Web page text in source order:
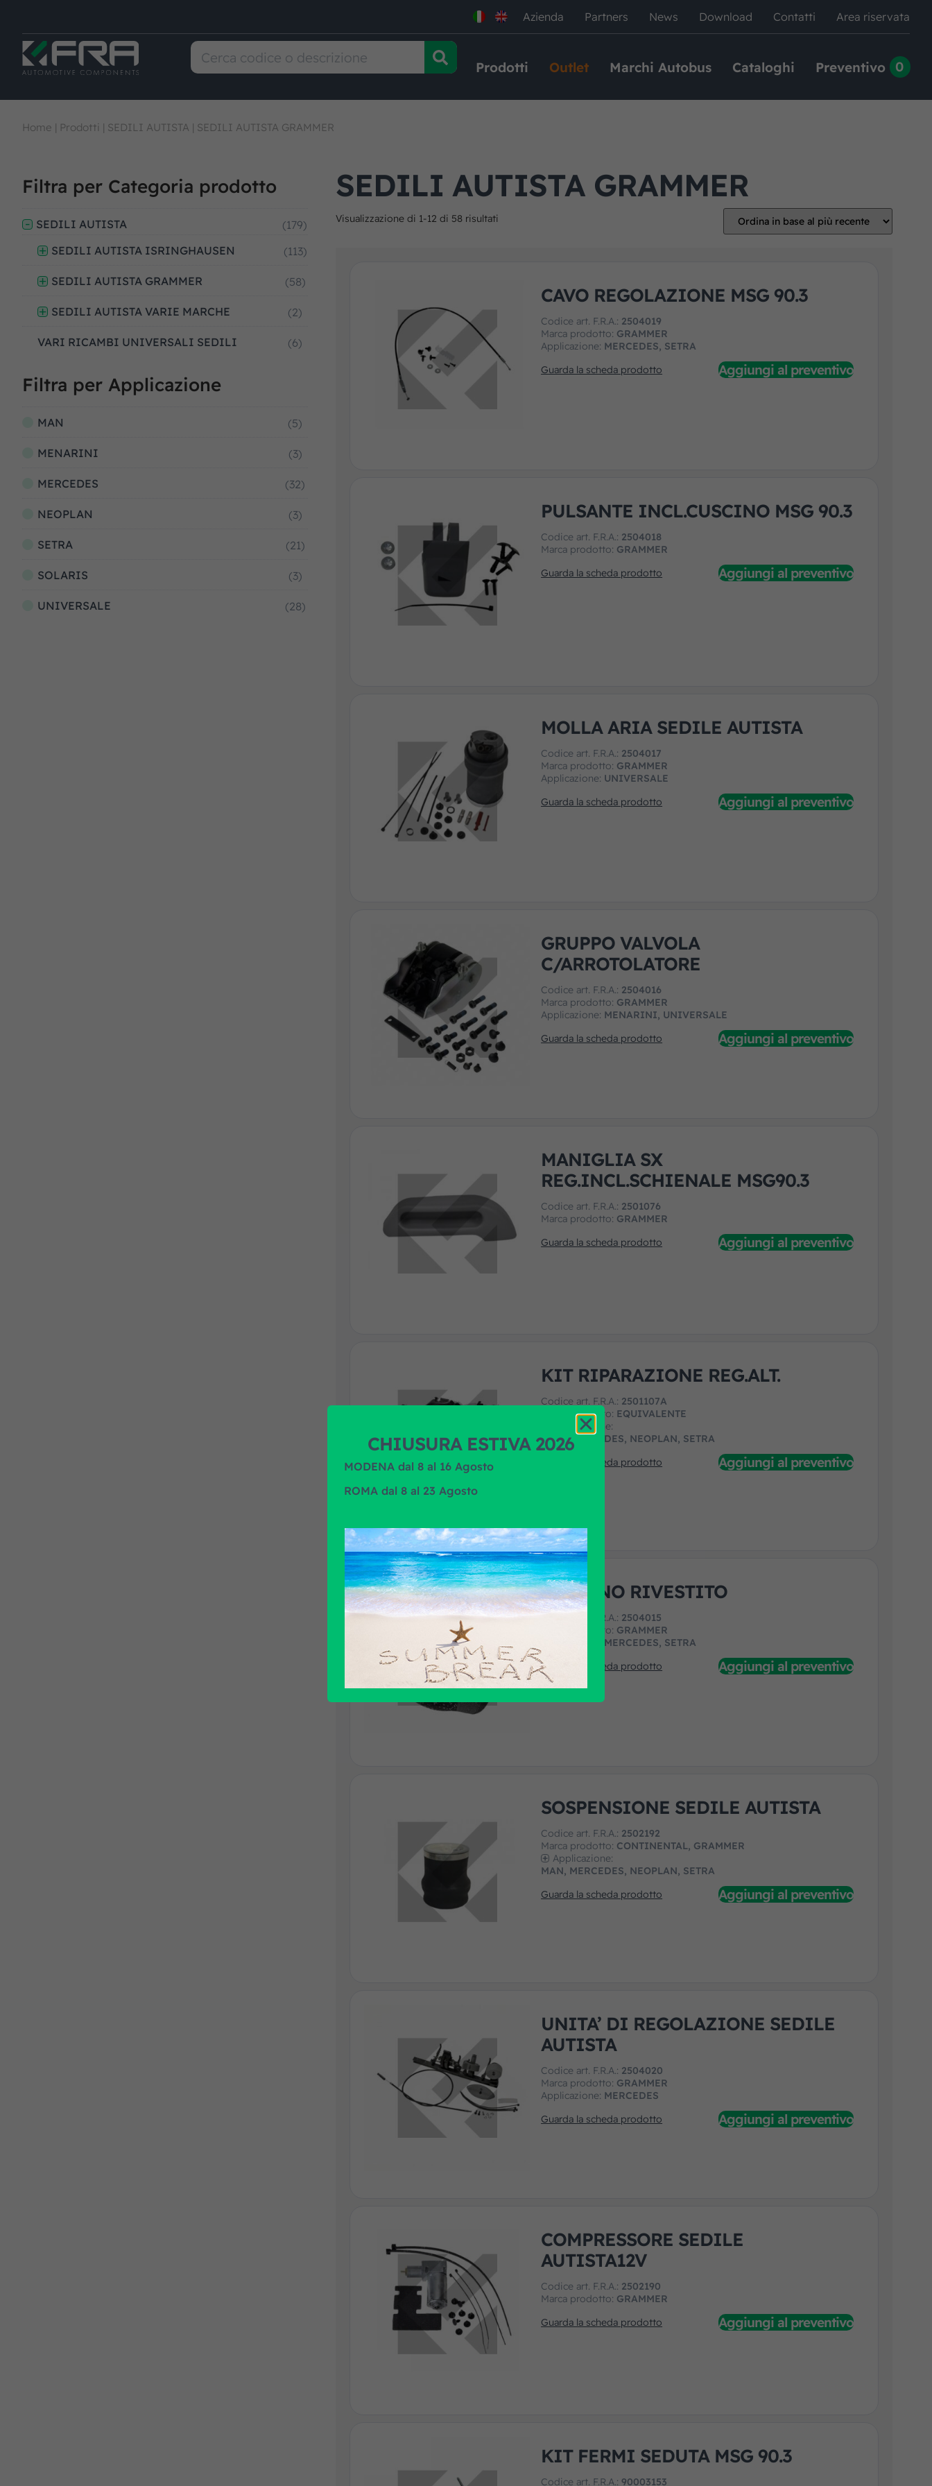
Azienda Partners News Download Contatti Area riservata
Prodotti Outlet Marchi Autobus Cataloghi Preventivo 0
Home | Prodotti | SEDILI AUTISTA | SEDILI AUTISTA GRAMMER
Filtra per Categoria prodotto
SEDILI AUTISTA
(179)
SEDILI AUTISTA ISRINGHAUSEN
(113)
SEDILI AUTISTA GRAMMER (58)
SEDILI AUTISTA VARIE MARCHE (2)
VARI RICAMBI UNIVERSALI SEDILI (6)
Filtra per Applicazione
MAN (5)
MENARINI (3)
MERCEDES (32)
NEOPLAN (3)
SETRA (21)
SOLARIS (3)
UNIVERSALE (28)
SEDILI AUTISTA GRAMMER
Visualizzazione di 1-12 di 58 risultati
CAVO REGOLAZIONE MSG 90.3
Codice art. F.R.A.: 2504019
Marca prodotto: GRAMMER
Applicazione: MERCEDES, SETRA
Guarda la scheda prodotto
Aggiungi al preventivo
PULSANTE INCL.CUSCINO MSG 90.3
Codice art. F.R.A.: 2504018
Marca prodotto: GRAMMER
Guarda la scheda prodotto
Aggiungi al preventivo
MOLLA ARIA SEDILE AUTISTA
Codice art. F.R.A.: 2504017
Marca prodotto: GRAMMER
Applicazione: UNIVERSALE
Guarda la scheda prodotto
Aggiungi al preventivo
GRUPPO VALVOLA
C/ARROTOLATORE
Codice art. F.R.A.: 2504016
Marca prodotto: GRAMMER
Applicazione: MENARINI, UNIVERSALE
Guarda la scheda prodotto
Aggiungi al preventivo
MANIGLIA SX
REG.INCL.SCHIENALE MSG90.3
Codice art. F.R.A.: 2501076
Marca prodotto: GRAMMER
Guarda la scheda prodotto
Aggiungi al preventivo
KIT RIPARAZIONE REG.ALT.
Codice art. F.R.A.: 2501107A
Marca prodotto: EQUIVALENTE
Applicazione:
MAN, MERCEDES, NEOPLAN, SETRA
Guarda la scheda prodotto
Aggiungi al preventivo
CUSCINO RIVESTITO
Codice art. F.R.A.: 2504015
Marca prodotto: GRAMMER
MERCEDES, SETRA
Guarda la scheda prodotto
Aggiungi al preventivo
SOSPENSIONE SEDILE AUTISTA
Codice art. F.R.A.: 2502192
Marca prodotto: CONTINENTAL, GRAMMER
Applicazione:
MAN, MERCEDES, NEOPLAN, SETRA
Guarda la scheda prodotto
Aggiungi al preventivo
UNITA’ DI REGOLAZIONE SEDILE
AUTISTA
Codice art. F.R.A.: 2504020
Marca prodotto: GRAMMER
Applicazione: MERCEDES
Guarda la scheda prodotto
Aggiungi al preventivo
COMPRESSORE SEDILE
AUTISTA12V
Codice art. F.R.A.: 2502190
Marca prodotto: GRAMMER
Guarda la scheda prodotto
Aggiungi al preventivo
KIT FERMI SEDUTA MSG 90.3
Codice art. F.R.A.:90003153
CHIUSURA ESTIVA 2026
MODENA dal 8 al 16 Agosto
ROMA dal 8 al 23 Agosto